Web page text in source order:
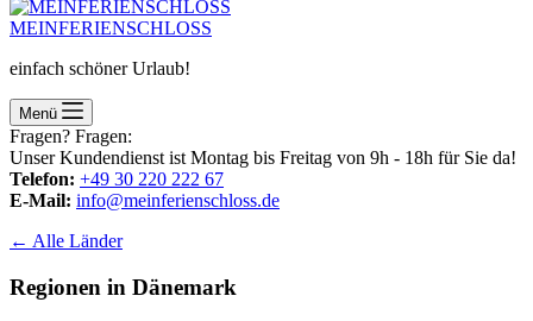
MEINFERIENSCHLOSS
einfach schöner Urlaub!
Menü
Fragen? Fragen:
Unser Kundendienst ist Montag bis Freitag von 9h - 18h für Sie da!
Telefon: +49 30 220 222 67
E-Mail: info@meinferienschloss.de
← Alle Länder
Regionen in Dänemark